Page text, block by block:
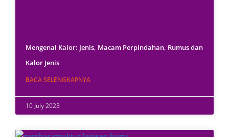
Mengenal Kalor: Jenis, Macam Perpindahan, Rumus dan
Kalor Jenis
BACA SELENGKAPNYA
10 July 2023